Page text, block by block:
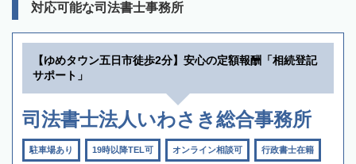
対応可能な司法書士事務所
【ゆめタウン五日市徒歩2分】安心の定額報酬「相続登記
サポート」
司法書士法人いわさき総合事務所
駐車場あり 19時以降TEL可 オンライン相談可 行政書士在籍